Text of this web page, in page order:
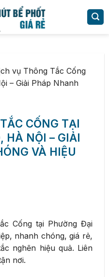
vụ Thông Tắc Cống
– Giải Pháp Nhanh
CỐNG TẠI
HÀ NỘI – GIẢI
VÀ HIỆU
Cống tại Phường Đại
nhanh chóng, giá rẻ,
nghẽn hiệu quả. Liên
nơi.